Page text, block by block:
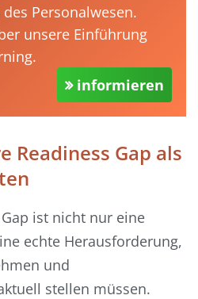
Personalwesen.
unsere Einführung
informieren
Readiness Gap als
ist nicht nur eine
echte Herausforderung,
und
stellen müssen.